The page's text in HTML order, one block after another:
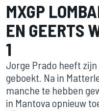
MXGP
EN GEERTS
1
Jorge Prado heeft
geboekt. Na in
manche te hebben
in Mantova opnieuw